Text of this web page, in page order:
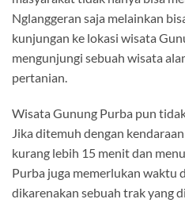
Nglanggeran saja melainkan
kunjungan ke lokasi wisata
mengunjungi sebuah wisata
pertanian.
Wisata Gunung Purba pun
Jika ditemuh dengan
kurang lebih 15 menit dan
Purba juga memerlukan waktu
dikarenakan sebuah trak yang